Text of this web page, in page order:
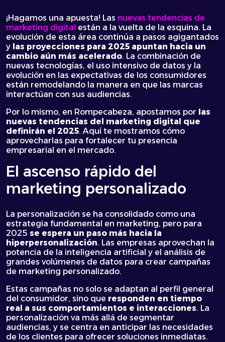
¡Hagamos una apuesta! Las nuevas tendencias de
marketing digital están a la vuelta de la esquina. La
evolución de esta área continúa a pasos agigantados
y las proyecciones para 2025 apuntan hacia un
cambio aún más acelerado. La combinación de
nuevas tecnologías, el uso intensivo de datos y la
evolución en las expectativas de los consumidores
están remodelando la manera en que las marcas
interactúan con sus audiencias.
Por lo mismo, en Rompecabeza, apostamos por las
nuevas tendencias del marketing digital que
definirán el 2025. Aquí te mostramos cómo
aprovecharlas para fortalecer tu presencia
empresarial en el mercado.
El ascenso rápido del
marketing personalizado
La personalización se ha consolidado como una
estrategia fundamental en marketing, pero para
2025 se espera un paso más hacia la
hiperpersonalización. Las empresas aprovechan la
potencia de la inteligencia artificial y el análisis de
grandes volúmenes de datos para crear campañas
de marketing personalizado.
Estas campañas no solo se adaptan al perfil general
del consumidor, sino que responden en tiempo
real a sus comportamientos e interacciones. La
personalización va más allá de segmentar
audiencias, y se centra en anticipar las necesidades
de los clientes para ofrecer soluciones inmediatas.